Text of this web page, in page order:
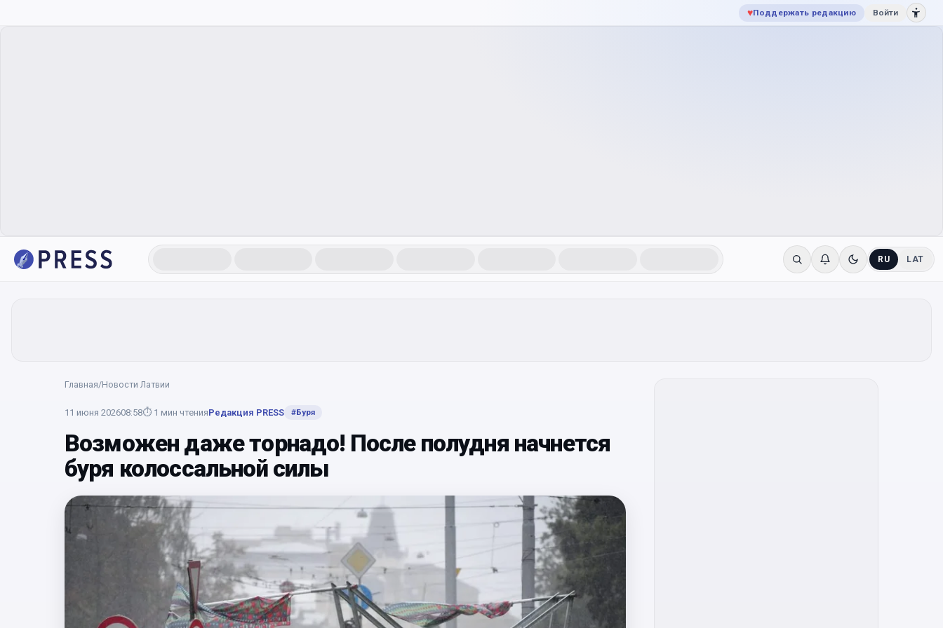
♥Поддержать редакцию Войти
RU LAT
Главная/Новости Латвии
11 июня 202608:58⏱ 1 мин чтенияРедакция PRESS #Буря
Возможен даже торнадо! После полудня начнется
буря колоссальной силы